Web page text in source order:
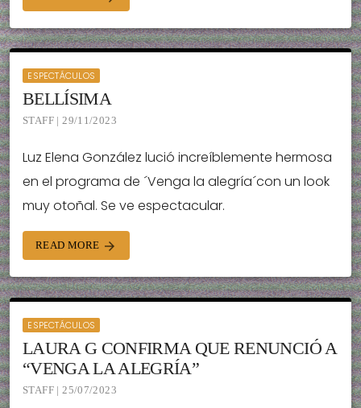
ESPECTÁCULOS
BELLÍSIMA
STAFF | 29/11/2023
Luz Elena González lució increíblemente hermosa
en el programa de ´Venga la alegría´con un look
muy otoñal. Se ve espectacular.
READ MORE arrow_forward
ESPECTÁCULOS
LAURA G CONFIRMA QUE RENUNCIÓ A
“VENGA LA ALEGRÍA”
STAFF | 25/07/2023